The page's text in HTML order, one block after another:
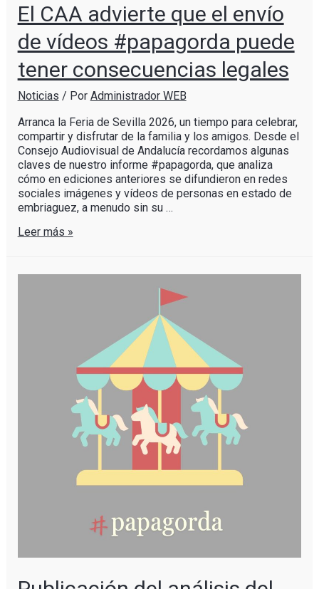
El CAA advierte que el envío
de vídeos #papagorda puede
tener consecuencias legales
Noticias / Por Administrador WEB
Arranca la Feria de Sevilla 2026, un tiempo para celebrar,
compartir y disfrutar de la familia y los amigos. Desde el
Consejo Audiovisual de Andalucía recordamos algunas
claves de nuestro informe #papagorda, que analiza
cómo en ediciones anteriores se difundieron en redes
sociales imágenes y vídeos de personas en estado de
embriaguez, a menudo sin su …
Leer más »